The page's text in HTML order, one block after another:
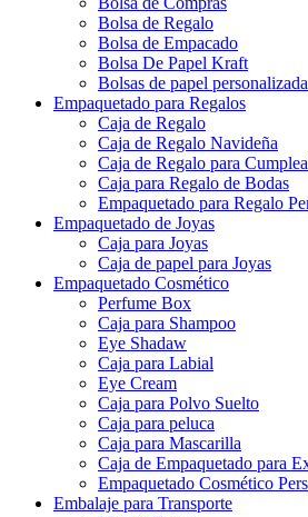
Bolsa de Regalo
Bolsa de Empacado
Bolsa De Papel Kraft
Bolsas de papel
Empaquetado para Regalos
Caja de Regalo
Caja de Regalo Navideña
Caja de Regalo para
Caja para Regalo de Bodas
Empaquetado para Regalo
Empaquetado de Joyas
Caja para Joyas
Caja de papel para Joyas
Empaquetado Cosmético
Perfume Box
Caja para Shampoo
Eye Shadaw
Caja para Labial
Eye Cream
Caja para Polvo Suelto
Caja para peluca
Caja para Mascarilla
Caja de Empaquetado para
Empaquetado Cosmético
Embalaje para Transporte